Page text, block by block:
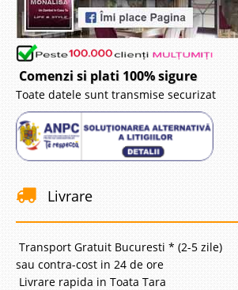
Comenzi si plati 100% sigure
Toate datele sunt transmise securizat
Livrare
Transport Gratuit Bucuresti * (2-5 zile)
sau contra-cost in 24 de ore
Livrare rapida in Toata Tara